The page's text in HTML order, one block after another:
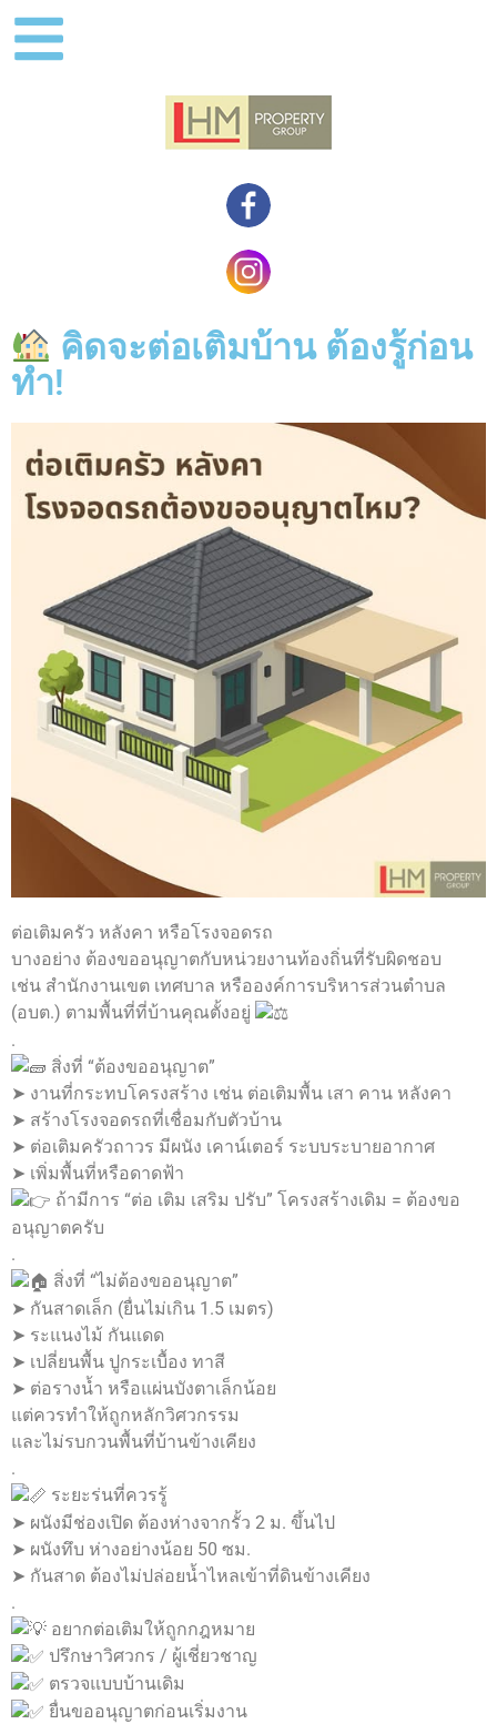
คิดจะต่อเติมบ้าน ต้องรู้ก่อน
ทำ!
ต่อเติมครัว หลังคา หรือโรงจอดรถ
บางอย่าง ต้องขออนุญาตกับหน่วยงานท้องถิ่นที่รับผิดชอบ
เช่น สำนักงานเขต เทศบาล หรือองค์การบริหารส่วนตำบล
(อบต.) ตามพื้นที่ที่บ้านคุณตั้งอยู่
.
สิ่งที่ “ต้องขออนุญาต”
➤ งานที่กระทบโครงสร้าง เช่น ต่อเติมพื้น เสา คาน หลังคา
➤ สร้างโรงจอดรถที่เชื่อมกับตัวบ้าน
➤ ต่อเติมครัวถาวร มีผนัง เคาน์เตอร์ ระบบระบายอากาศ
➤ เพิ่มพื้นที่หรือดาดฟ้า
ถ้ามีการ “ต่อ เติม เสริม ปรับ” โครงสร้างเดิม = ต้องขอ
อนุญาตครับ
.
สิ่งที่ “ไม่ต้องขออนุญาต”
➤ กันสาดเล็ก (ยื่นไม่เกิน 1.5 เมตร)
➤ ระแนงไม้ กันแดด
➤ เปลี่ยนพื้น ปูกระเบื้อง ทาสี
➤ ต่อรางน้ำ หรือแผ่นบังตาเล็กน้อย
แต่ควรทำให้ถูกหลักวิศวกรรม
และไม่รบกวนพื้นที่บ้านข้างเคียง
.
ระยะร่นที่ควรรู้
➤ ผนังมีช่องเปิด ต้องห่างจากรั้ว 2 ม. ขึ้นไป
➤ ผนังทึบ ห่างอย่างน้อย 50 ซม.
➤ กันสาด ต้องไม่ปล่อยน้ำไหลเข้าที่ดินข้างเคียง
.
อยากต่อเติมให้ถูกกฎหมาย
ปรึกษาวิศวกร / ผู้เชี่ยวชาญ
ตรวจแบบบ้านเดิม
ยื่นขออนุญาตก่อนเริ่มงาน